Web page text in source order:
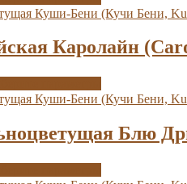
Каролайн
Блю